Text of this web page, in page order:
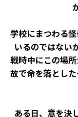
学校にまつわる
いるのではない
戦時中にこの場
故で命を落とし
ある日、意を決